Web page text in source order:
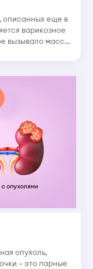
описанных еще в
варикозное
вызывало массу
опухоль,
– это парные